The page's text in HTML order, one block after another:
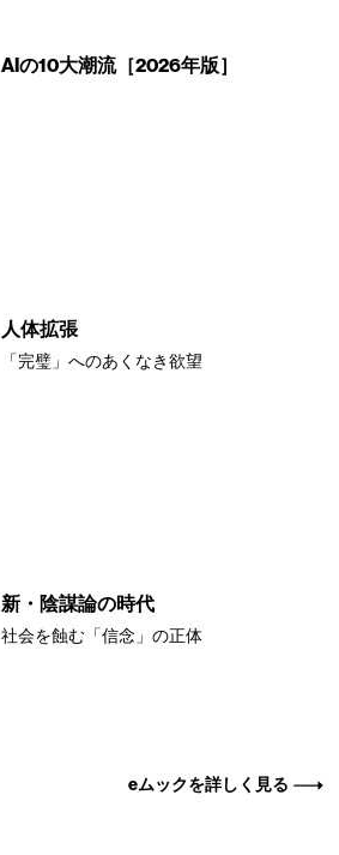
AIの10大潮流［2026年版］
人体拡張
「完璧」へのあくなき欲望
新・陰謀論の時代
社会を蝕む「信念」の正体
eムックを詳しく見る